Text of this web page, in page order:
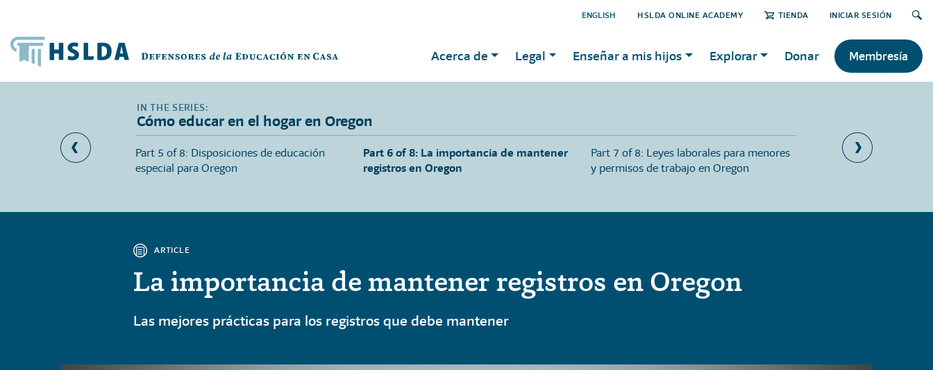
HSLDA ONLINE ACADEMY TIENDA INICIAR SESIÓN
ENGLISH
Acerca de Legal Enseñar a mis hijos Explorar Donar Membresía
Cómo educar en el hogar en Oregon
la escuela pública
Part 5 of 8: Disposiciones de educación
especial para Oregon
Part 6 of 8: La importancia de mantener
registros en Oregon
Part 7 of 8: Leyes laborales para menores
y permisos de trabajo en Oregon
Part 8 of 8: Leyes
ARTICLE
La importancia de mantener registros en Oregon
Las mejores prácticas para los registros que debe mantener